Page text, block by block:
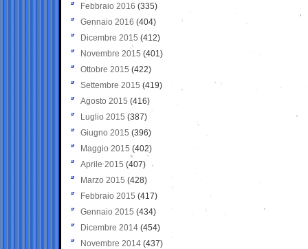
Febbraio 2016 (335)
Gennaio 2016 (404)
Dicembre 2015 (412)
Novembre 2015 (401)
Ottobre 2015 (422)
Settembre 2015 (419)
Agosto 2015 (416)
Luglio 2015 (387)
Giugno 2015 (396)
Maggio 2015 (402)
Aprile 2015 (407)
Marzo 2015 (428)
Febbraio 2015 (417)
Gennaio 2015 (434)
Dicembre 2014 (454)
Novembre 2014 (437)